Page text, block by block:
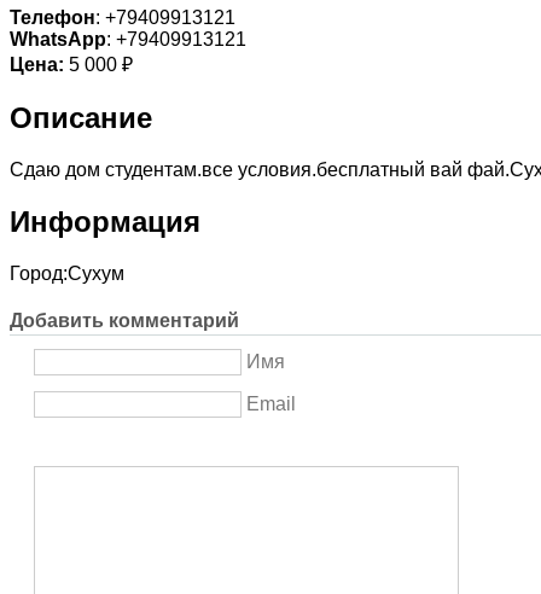
Телефон: +79409913121
WhatsApp: +79409913121
Цена: 5 000 ₽
Описание
Сдаю дом студентам.все условия.бесплатный вай
Информация
Город:Сухум
Добавить комментарий
Имя
Email